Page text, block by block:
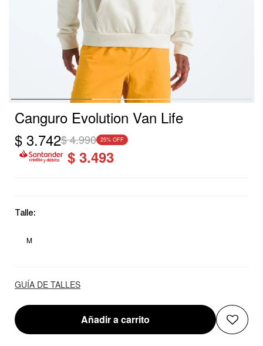
Canguro Evolution Van Life
$ 3.742$4.990 25
$ 3.493
Talle:
M
GUÍA DE TALLES
Añadir a carrito